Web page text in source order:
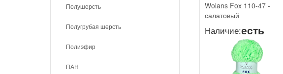
Полушерсть
Полугрубая шерсть
Полиэфир
ПАН
Wolans Fox 110-47 -
салатовый
Наличие:есть